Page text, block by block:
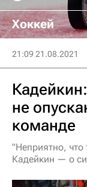
Хоккей
21:09 21.08.2021
не
команде
"Неприятно,
Кадейкин — о